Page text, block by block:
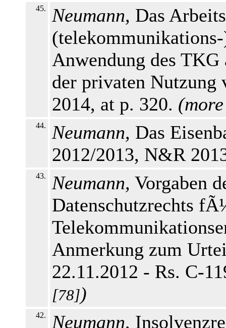
45. Neumann, Das
Anwendung des
der privaten
2014, at p. 320. (more
44. Neumann, Das
2012/2013, N&R
43. Neumann, Vorgaben
Datenschutzrechts
Anmerkung zum
22.11.2012 - Rs. C-
[78])
42. Neumann,